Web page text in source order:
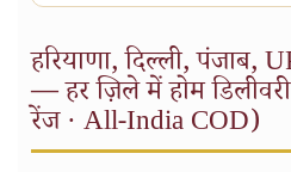
हरियाणा, दिल्ली, पंजाब,
— हर ज़िले में होम
रेंज · All-India COD)